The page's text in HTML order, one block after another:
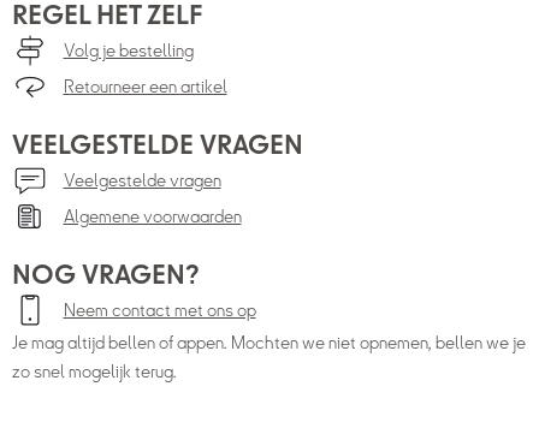
REGEL HET ZELF
Volg je bestelling
Retourneer een artikel
VEELGESTELDE VRAGEN
Veelgestelde vragen
Algemene voorwaarden
NOG VRAGEN?
Neem contact met ons op
Je mag altijd bellen of appen. Mochten we niet opnemen, bellen we je
zo snel mogelijk terug.